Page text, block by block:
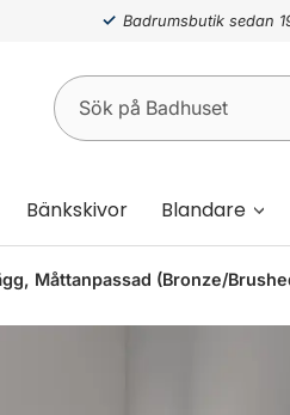
Badrumsbutik sedan
Bänkskivor Blandare
Måttanpassad (Bronze/